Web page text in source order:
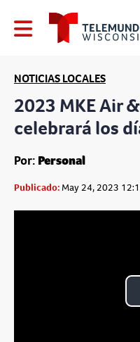
NOTICIAS LOCALES
2023 MKE Air
celebrará los
Por: Personal
Publicado: May 24, 2023